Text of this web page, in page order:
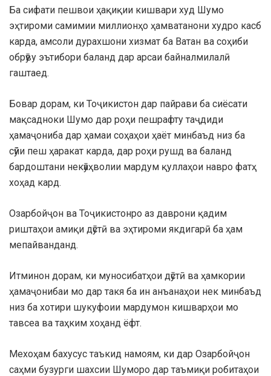
Ба сифати пешвои ҳақиқии кишвари худ Шумо
эҳтироми самимии миллионҳо ҳамватанони худро касб
карда, амсоли дурахшони хизмат ба Ватан ва соҳиби
обрӯву эътибори баланд дар арсаи байналмилалӣ
гаштаед.
Бовар дорам, ки Тоҷикистон дар пайрави ба сиёсати
мақсадноки Шумо дар роҳи пешрафту таҷдиди
ҳамаҷониба дар ҳамаи соҳаҳои ҳаёт минбаъд низ ба
сӯйи пеш ҳаракат карда, дар роҳи рушд ва баланд
бардоштани некӯаҳволии мардум қуллаҳои навро фатҳ
хоҳад кард.
Озарбойҷон ва Тоҷикистонро аз даврони қадим
риштаҳои амиқи дӯстӣ ва эҳтироми якдигарӣ ба ҳам
мепайванданд.
Итминон дорам, ки муносибатҳои дӯстӣ ва ҳамкории
ҳамаҷонибаи мо дар такя ба ин анъанаҳои нек минбаъд
низ ба хотири шукуфоии мардумон кишварҳои мо
тавсеа ва таҳким хоҳанд ёфт.
Мехоҳам бахусус таъкид намоям, ки дар Озарбойҷон
саҳми бузурги шахсии Шуморо дар таъмиқи робитаҳои